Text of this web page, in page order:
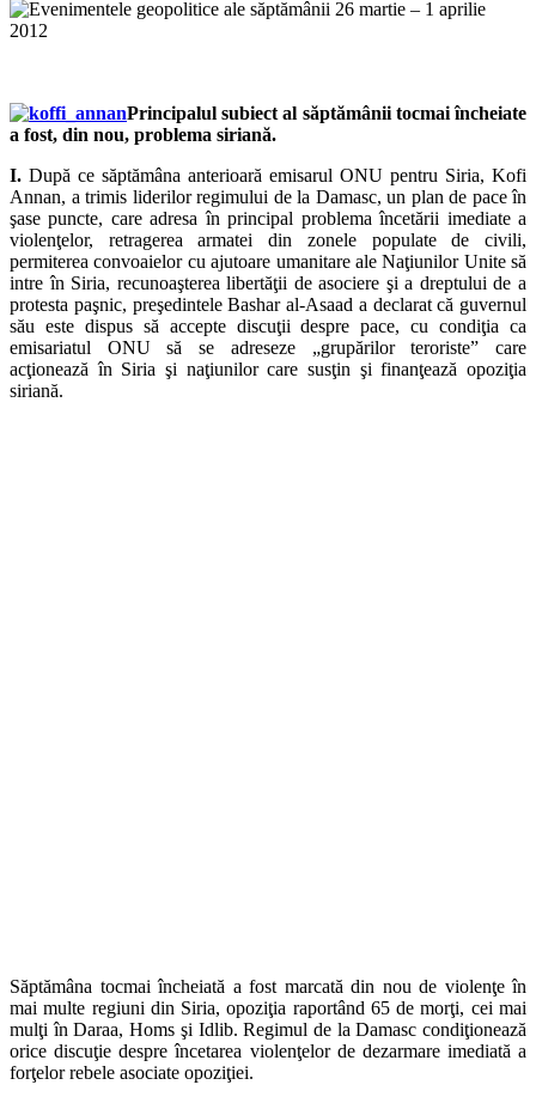
Principalul subiect al săptămânii tocmai încheiate
a fost, din nou, problema siriană.
I. După ce săptămâna anterioară emisarul ONU pentru Siria, Kofi
Annan, a trimis liderilor regimului de la Damasc, un plan de pace în
şase puncte, care adresa în principal problema încetării imediate a
violenţelor, retragerea armatei din zonele populate de civili,
permiterea convoaielor cu ajutoare umanitare ale Naţiunilor Unite să
intre în Siria, recunoaşterea libertăţii de asociere şi a dreptului de a
protesta paşnic, preşedintele Bashar al-Asaad a declarat că guvernul
său este dispus să accepte discuţii despre pace, cu condiţia ca
emisariatul ONU să se adreseze „grupărilor teroriste” care
acţionează în Siria şi naţiunilor care susţin şi finanţează opoziţia
siriană.
Săptămâna tocmai încheiată a fost marcată din nou de violenţe în
mai multe regiuni din Siria, opoziţia raportând 65 de morţi, cei mai
mulţi în Daraa, Homs şi Idlib. Regimul de la Damasc condiţionează
orice discuţie despre încetarea violenţelor de dezarmare imediată a
forţelor rebele asociate opoziţiei.